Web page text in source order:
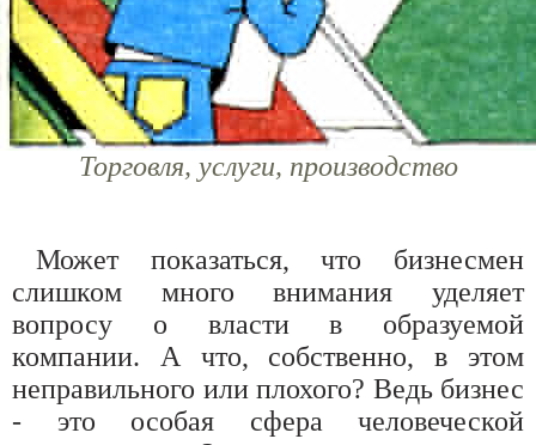
Торговля, услуги, производство
Может показаться, что бизнесмен
слишком много внимания уделяет
вопросу о власти в образуемой
компании. А что, собственно, в этом
неправильного или плохого? Ведь бизнес
- это особая сфера человеческой